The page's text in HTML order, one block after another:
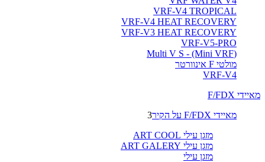
VRF-V4 TROPICAL
VRF-V4 HEAT RECOVERY
VRF-V3 HEAT RECOVERY
VRF-V5-PRO
(Multi V S - (Mini VRF
מולטי F אינוורטר
VRF-V4
מאיידי F/FDX
מאיידי F/FDX על הקיר
3
מזגן עילי ART COOL
מזגן עילי ART GALERY
מזגן עילי